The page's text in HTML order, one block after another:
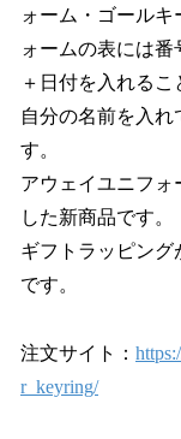
ォーム・ゴール
ォームの表には
＋日付を入れるこ
自分の名前を入
す。
アウェイユニフォ
した新商品です。
ギフトラッピング
です。
注文サイト：
r_keyring/